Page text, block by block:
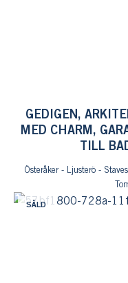
GEDIGEN,
MED CHARM,
TILL
Österåker - Ljusterö -
SÅLD